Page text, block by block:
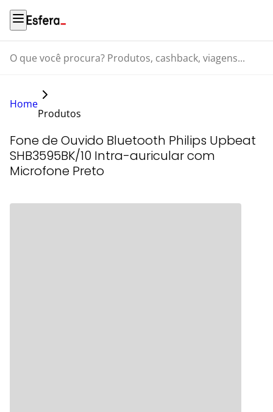
O que você procura? Produtos, cashback, viagens...
Home
Produtos
Fone de Ouvido Bluetooth Philips Upbeat
SHB3595BK/10 Intra-auricular com
Microfone Preto